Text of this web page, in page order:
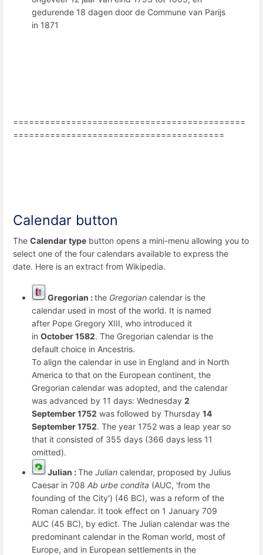
gedurende 18 dagen door de Commune van Parijs
in 1871
============================================
========================================
Calendar button
The Calendar type button opens a mini-menu allowing you to
select one of the four calendars available to express the
date. Here is an extract from Wikipedia.
Gregorian :the Gregorian calendar is the
calendar used in most of the world. It is named
after Pope Gregory XIII, who introduced it
in October 1582. The Gregorian calendar is the
default choice in Ancestris.
To align the calendar in use in England and in North
America to that on the European continent, the
Gregorian calendar was adopted, and the calendar
was advanced by 11 days: Wednesday 2
September 1752 was followed by Thursday 14
September 1752. The year 1752 was a leap year so
that it consisted of 355 days (366 days less 11
omitted).
Julian :The Julian calendar, proposed by Julius
Caesar in 708 Ab urbe condita (AUC, 'from the
founding of the City') (46 BC), was a reform of the
Roman calendar. It took effect on 1 January 709
AUC (45 BC), by edict. The Julian calendar was the
predominant calendar in the Roman world, most of
Europe, and in European settlements in the